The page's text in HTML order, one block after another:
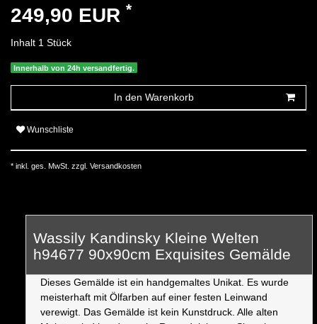
249,90 EUR *
Inhalt 1 Stück
Innerhalb von 24h versandfertig.
In den Warenkorb
Wunschliste
* inkl. ges. MwSt. zzgl. Versandkosten
Wassily Kandinsky Kleine Welten
h94677 90x90cm Exquisites Gemälde
Dieses Gemälde ist ein handgemaltes Unikat. Es wurde
meisterhaft mit Ölfarben auf einer festen Leinwand
verewigt. Das Gemälde ist kein Kunstdruck. Alle alten